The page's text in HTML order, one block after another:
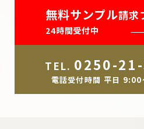
無料サンプル請求
24時間受付中
TEL. 0250-
電話受付時間 平日